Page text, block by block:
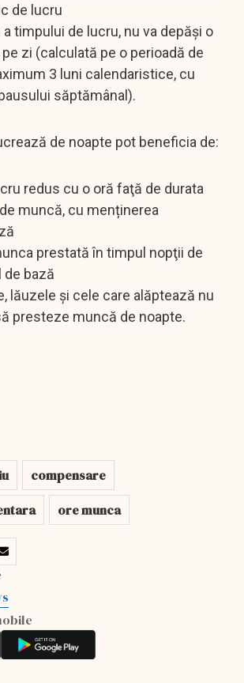
de lucru
a timpului de lucru, nu va depăşi o
zi (calculată pe o perioadă de
3 luni calendaristice, cu
săptămânal).
de noapte pot beneficia de:
redus cu o oră faţă de durata
muncă, cu menținerea
prestată în timpul nopţii de
de bază
lăuzele şi cele care alăptează nu
presteze muncă de noapte.
compensare
ore munca